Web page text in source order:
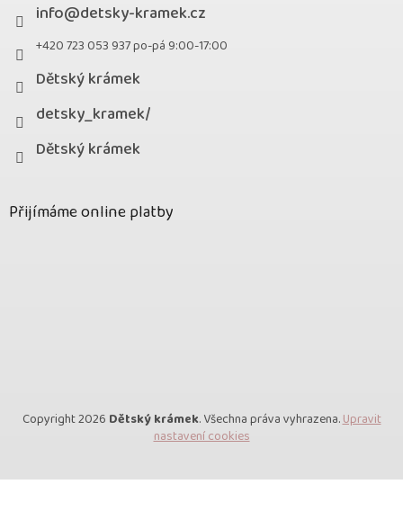
info@detsky-kramek.cz
+420 723 053 937 po-pá 9:00-17:00
Dětský krámek
detsky_kramek/
Dětský krámek
Přijímáme online platby
Copyright 2026 Dětský krámek. Všechna práva vyhrazena.Upravit
nastavení cookies